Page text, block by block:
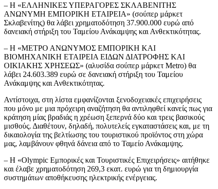
– Η «ΕΛΛΗΝΙΚΕΣ ΥΠΕΡΑΓΟΡΕΣ ΣΚΛΑΒΕΝΙΤΗΣ
ΑΝΩΝΥΜΗ ΕΜΠΟΡΙΚΗ ΕΤΑΙΡΕΙΑ» (σούπερ μάρκετ
Σκλαβενίτης) θα λάβει χρηματοδότηση 37.900.000 ευρώ από
δανειακή στήριξη του Ταμείου Ανάκαμψης και Ανθεκτικότητας.
– Η «ΜΕΤΡΟ ΑΝΩΝΥΜΟΣ ΕΜΠΟΡΙΚΗ ΚΑΙ
ΒΙΟΜΗΧΑΝΙΚΗ ΕΤΑΙΡΕΙΑ ΕΙΔΩΝ ΔΙΑΤΡΟΦΗΣ ΚΑΙ
ΟΙΚΙΑΚΗΣ ΧΡΗΣΕΩΣ» (αλυσίδα σούπερ μάρκετ Metro) θα
λάβει 24.603.389 ευρώ σε δανειακή στήριξη του Ταμείου
Ανάκαμψης και Ανθεκτικότητας.
Αντίστοιχα, στη λίστα εμφανίζονται ξενοδοχειακές επιχειρήσεις
που μόνο με μια πρόχειρη αναζήτηση θα αντιληφθεί κανείς πως για
κράτηση μίας βραδιάς η χρέωση ξεπερνά δύο και τρεις βασικούς
μισθούς. Διαθέτουν, δηλαδή, πολυτελείς εγκαταστάσεις και, με τη
δικαιολογία της βελτίωσης του τουριστικού προϊόντος στη χώρα
μας, λαμβάνουν φθηνά δάνεια από το Ταμείο Ανάκαμψης.
– Η «Olympic Εμπορικές και Τουριστικές Επιχειρήσεις» αιτήθηκε
και έλαβε χρηματοδότηση 269,3 εκατ. ευρώ για τη δημιουργία
συστημάτων αποθήκευσης ηλεκτρικής ενέργειας.